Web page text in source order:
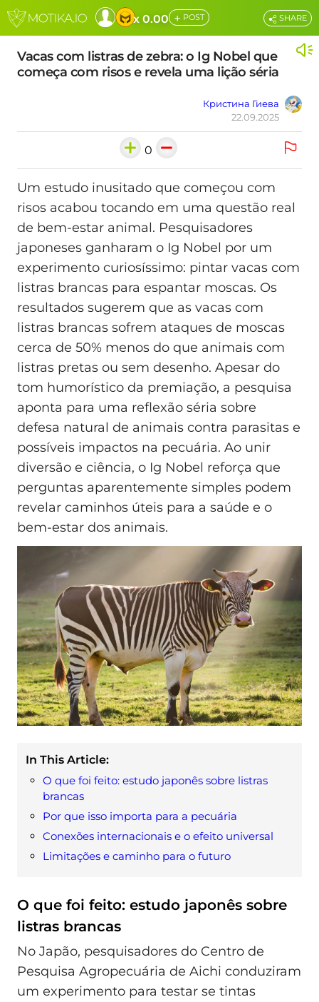
x 0.00 + POST
Vacas com listras de zebra: o Ig Nobel que
começa com risos e revela uma lição séria
Кристина Гиева
22.09.2025
SHARE
0
Um estudo inusitado que começou com
risos acabou tocando em uma questão real
de bem-estar animal. Pesquisadores
japoneses ganharam o Ig Nobel por um
experimento curiosíssimo: pintar vacas com
listras brancas para espantar moscas. Os
resultados sugerem que as vacas com
listras brancas sofrem ataques de moscas
cerca de 50% menos do que animais com
listras pretas ou sem desenho. Apesar do
tom humorístico da premiação, a pesquisa
aponta para uma reflexão séria sobre
defesa natural de animais contra parasitas e
possíveis impactos na pecuária. Ao unir
diversão e ciência, o Ig Nobel reforça que
perguntas aparentemente simples podem
revelar caminhos úteis para a saúde e o
bem-estar dos animais.
In This Article:
O que foi feito: estudo japonês sobre listras
brancas
Por que isso importa para a pecuária
Conexões internacionais e o efeito universal
Limitações e caminho para o futuro
O que foi feito: estudo japonês sobre
listras brancas
No Japão, pesquisadores do Centro de
Pesquisa Agropecuária de Aichi conduziram
um experimento para testar se tintas